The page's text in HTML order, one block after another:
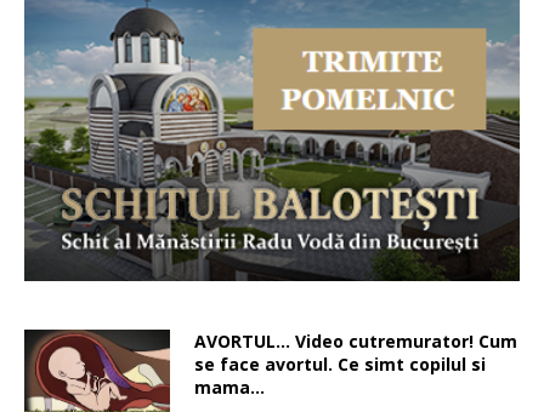
AVORTUL… Video cutremurator! Cum
se face avortul. Ce simt copilul si
mama…